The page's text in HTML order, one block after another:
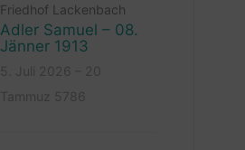
Friedhof Lackenbach
Adler Samuel – 08.
Jänner 1913